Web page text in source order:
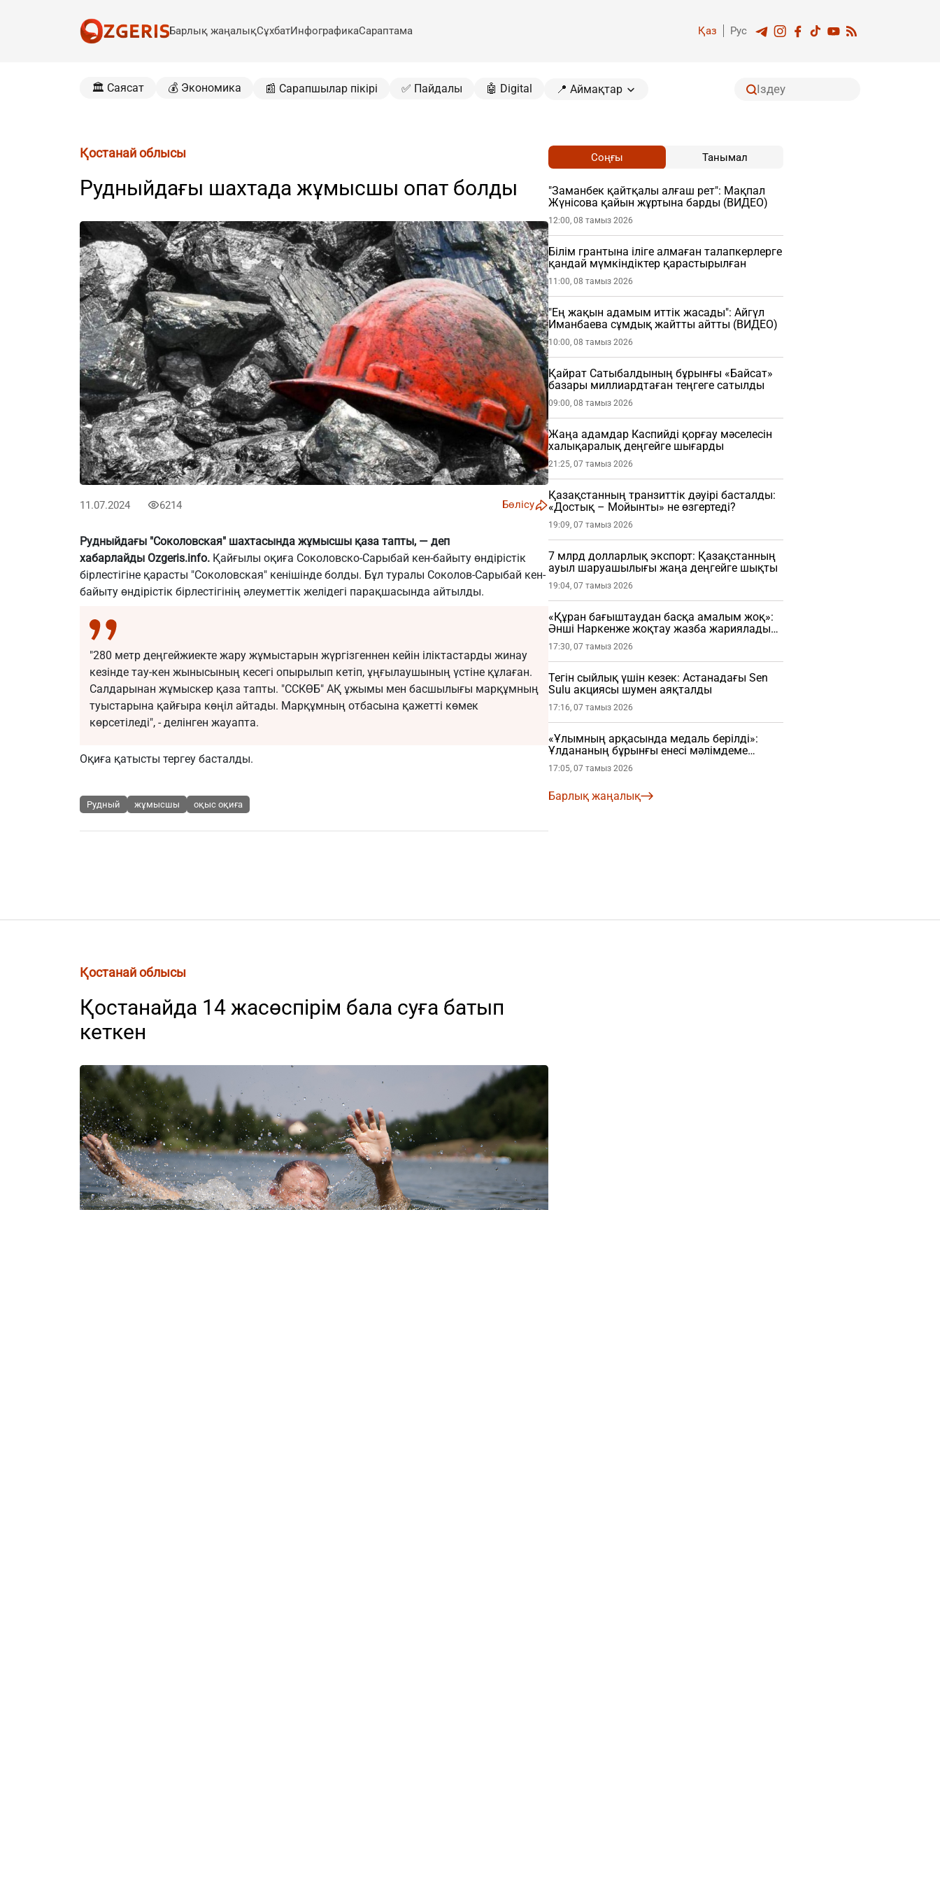
Барлық жаңалықСұхбатИнфографикаСараптама Қаз Рус
🏛️ Саясат 💰 Экономика 📰 Сарапшылар пікірі ✅ Пайдалы 🤖 Digital 📍 Аймақтар
Қостанай облысы
Рудныйдағы шахтада жұмысшы опат болды
11.07.2024 6214 Бөлісу
Рудныйдағы "Соколовская" шахтасында жұмысшы қаза тапты, — деп
хабарлайды Ozgeris.info. Қайғылы оқиға Соколовско-Сарыбай кен-байыту өндірістік
бірлестігіне қарасты "Соколовская" кенішінде болды. Бұл туралы Соколов-Сарыбай кен-
байыту өндірістік бірлестігінің әлеуметтік желідегі парақшасында айтылды.
"280 метр деңгейжиекте жару жұмыстарын жүргізгеннен кейін іліктастарды жинау
кезінде тау-кен жынысының кесегі опырылып кетіп, ұңғылаушының үстіне құлаған.
Салдарынан жұмыскер қаза тапты. "ССКӨБ" АҚ ұжымы мен басшылығы марқұмның
туыстарына қайғыра көңіл айтады. Марқұмның отбасына қажетті көмек
көрсетіледі", - делінген жауапта.
Оқиға қатысты тергеу басталды.
Рудный жұмысшы оқыс оқиға
Соңғы Танымал
"Заманбек қайтқалы алғаш рет": Мақпал
Жүнісова қайын жұртына барды (ВИДЕО)
12:00, 08 тамыз 2026
Білім грантына іліге алмаған талапкерлерге
қандай мүмкіндіктер қарастырылған
11:00, 08 тамыз 2026
"Ең жақын адамым иттік жасады": Айгүл
Иманбаева сұмдық жайтты айтты (ВИДЕО)
10:00, 08 тамыз 2026
Қайрат Сатыбалдының бұрынғы «Байсат»
базары миллиардтаған теңгеге сатылды
09:00, 08 тамыз 2026
Жаңа адамдар Каспийді қорғау мәселесін
халықаралық деңгейге шығарды
21:25, 07 тамыз 2026
Қазақстанның транзиттік дәуірі басталды:
«Достық – Мойынты» не өзгертеді?
19:09, 07 тамыз 2026
7 млрд долларлық экспорт: Қазақстанның
ауыл шаруашылығы жаңа деңгейге шықты
19:04, 07 тамыз 2026
«Құран бағыштаудан басқа амалым жоқ»:
Әнші Наркенже жоқтау жазба жариялады
(ФОТО)
17:30, 07 тамыз 2026
Тегін сыйлық үшін кезек: Астанадағы Sen
Sulu акциясы шумен аяқталды
17:16, 07 тамыз 2026
«Ұлымның арқасында медаль берілді»:
Ұлдананың бұрынғы енесі мәлімдеме
жасады (ВИДЕО)
17:05, 07 тамыз 2026
Барлық жаңалық
Қостанай облысы
Қостанайда 14 жасөспірім бала суға батып
кеткен